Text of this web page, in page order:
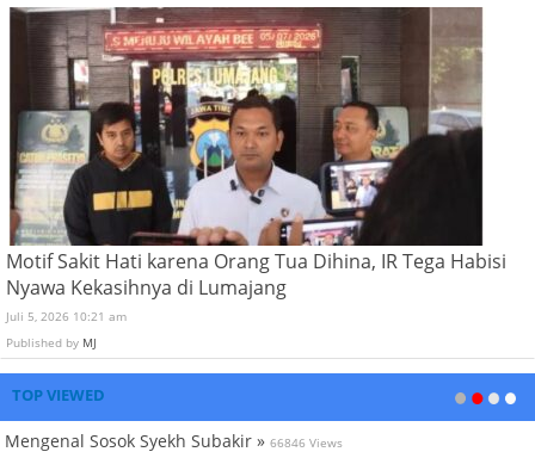
Motif Sakit Hati karena Orang Tua Dihina, IR Tega Habisi
Nyawa Kekasihnya di Lumajang
Juli 5, 2026 10:21 am
Published by MJ
TOP VIEWED
Mengenal Sosok Syekh Subakir » 66846 Views